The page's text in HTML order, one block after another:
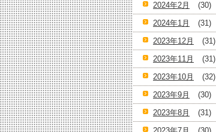
2024年2月
(30)
2024年1月
(31)
2023年12月
(31)
2023年11月
(31)
2023年10月
(32)
2023年9月
(30)
2023年8月
(31)